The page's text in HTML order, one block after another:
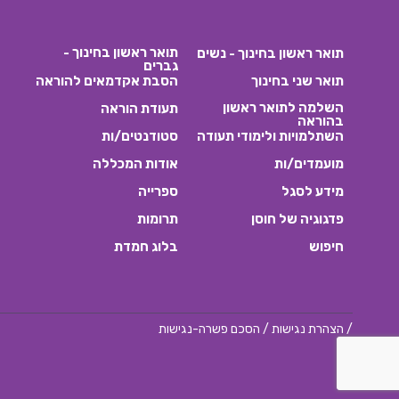
תואר ראשון בחינוך - נשים
תואר ראשון בחינוך -
גברים
תואר שני בחינוך
הסבת אקדמאים להוראה
השלמה לתואר ראשון
בהוראה
תעודת הוראה
השתלמויות ולימודי תעודה
סטודנטים/ות
מועמדים/ות
אודות המכללה
מידע לסגל
ספרייה
פדגוגיה של חוסן
תרומות
חיפוש
בלוג חמדת
/ הצהרת נגישות / הסכם פשרה-נגישות